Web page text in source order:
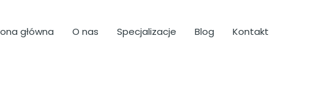
główna O nas Specjalizacje Blog Kontakt